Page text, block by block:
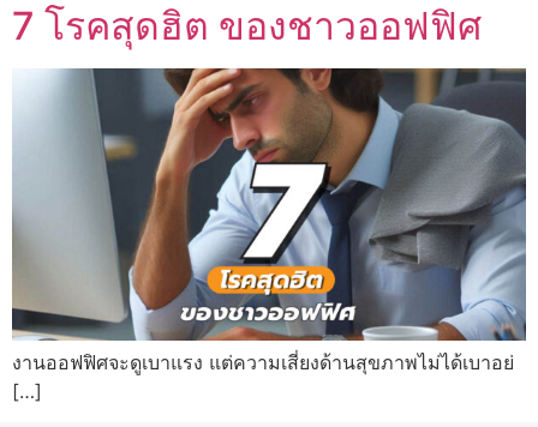
7 โรคสุดฮิต ของชาวออฟฟิศ
งานออฟฟิศจะดูเบาแรง แต่ความเสี่ยงด้านสุขภาพไม่ได้เบาอย่
[…]